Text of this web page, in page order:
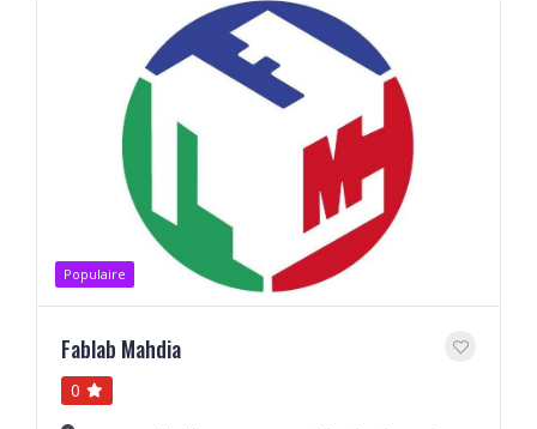
Populaire
Fablab Mahdia
0